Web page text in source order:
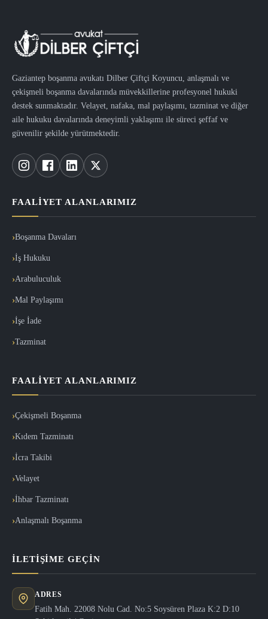
Gaziantep boşanma avukatı Dilber Çiftçi Koyuncu, anlaşmalı ve
çekişmeli boşanma davalarında müvekkillerine profesyonel hukuki
destek sunmaktadır. Velayet, nafaka, mal paylaşımı, tazminat ve diğer
aile hukuku davalarında deneyimli yaklaşımı ile süreci şeffaf ve
güvenilir şekilde yürütmektedir.
FAALIYET ALANLARIMIZ
Boşanma Davaları
İş Hukuku
Arabuluculuk
Mal Paylaşımı
İşe İade
Tazminat
FAALIYET ALANLARIMIZ
Çekişmeli Boşanma
Kıdem Tazminatı
İcra Takibi
Velayet
İhbar Tazminatı
Anlaşmalı Boşanma
İLETIŞIME GEÇIN
ADRES
Fatih Mah. 22008 Nolu Cad. No:5 Soysüren Plaza K:2 D:10